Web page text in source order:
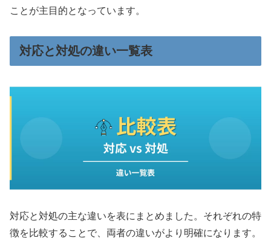
ことが主目的となっています。
対応と対処の違い一覧表
対応と対処の主な違いを表にまとめました。それぞれの特
徴を比較することで、両者の違いがより明確になります。